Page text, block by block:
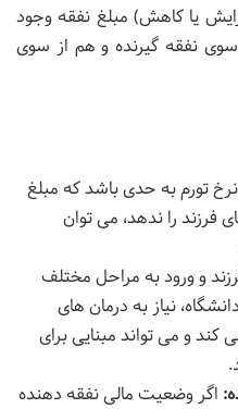
یا کاهش) مبلغ نفقه وجود
نفقه گیرنده و هم از سوی
تورم به حدی باشد که مبلغ
فرزند را ندهد، می توان
و ورود به مراحل مختلف
نیاز به درمان های
کند و می تواند مبنایی برای
اگر وضعیت مالی نفقه دهنده